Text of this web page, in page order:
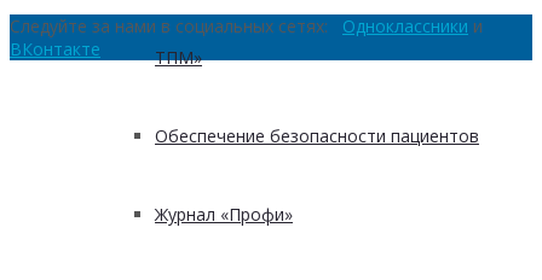
ТПМ»
Обеспечение безопасности пациентов
Журнал «Профи»
Следуйте за нами в социальных сетях: Одноклассники и
ВКонтакте